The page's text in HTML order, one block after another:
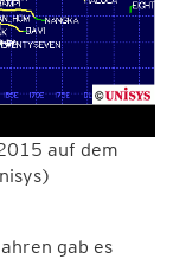
auf dem
gab es